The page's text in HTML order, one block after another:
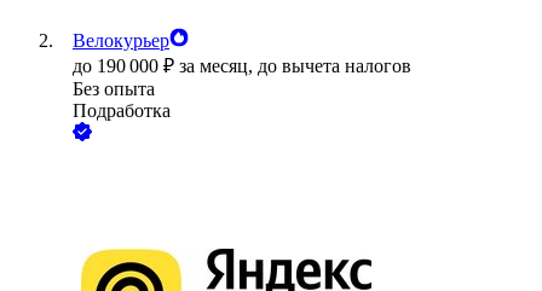
Велокурьер
до 190 000 ₽ за месяц, до вычета налогов
Без опыта
Подработка